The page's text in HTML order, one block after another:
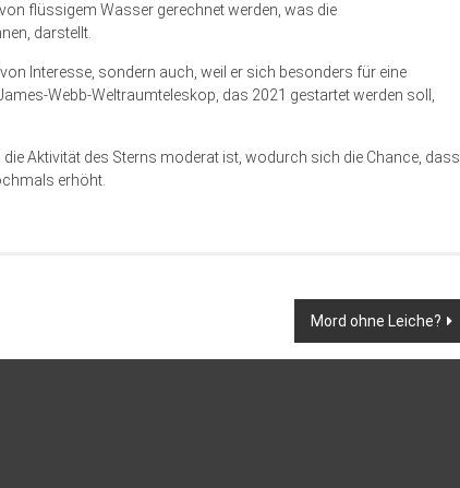
flüssigem Wasser gerechnet werden, was die
darstellt.
Interesse, sondern auch, weil er sich besonders für eine
Webb-Weltraumteleskop, das 2021 gestartet werden soll,
Aktivität des Sterns moderat ist, wodurch sich die Chance, dass
erhöht.
Mord ohne Leiche?